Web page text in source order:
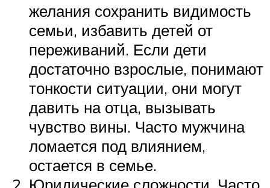
желания сохранить видимость
семьи, избавить детей от
переживаний. Если дети
достаточно взрослые, понимают
тонкости ситуации, они могут
давить на отца, вызывать
чувство вины. Часто мужчина
ломается под влиянием,
остается в семье.